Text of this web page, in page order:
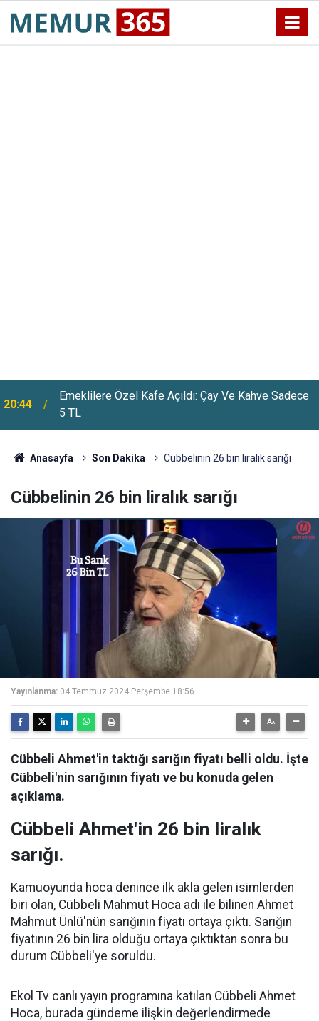
20:44
Emeklilere Özel Kafe Açıldı: Çay Ve Kahve Sadece
5 TL
Anasayfa Son Dakika Cübbelinin 26 bin liralık sarığı
Cübbelinin 26 bin liralık sarığı
Yayınlanma: 04 Temmuz 2024 Perşembe 18:56
Cübbeli Ahmet'in taktığı sarığın fiyatı belli oldu. İşte
Cübbeli'nin sarığının fiyatı ve bu konuda gelen
açıklama.
Cübbeli Ahmet'in 26 bin liralık
sarığı.
Kamuoyunda hoca denince ilk akla gelen isimlerden
biri olan, Cübbeli Mahmut Hoca adı ile bilinen Ahmet
Mahmut Ünlü'nün sarığının fiyatı ortaya çıktı. Sarığın
fiyatının 26 bin lira olduğu ortaya çıktıktan sonra bu
durum Cübbeli'ye soruldu.
Ekol Tv canlı yayın programına katılan Cübbeli Ahmet
Hoca, burada gündeme ilişkin değerlendirmede